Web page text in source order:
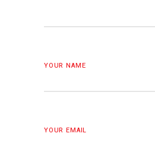
YOUR NAME
YOUR EMAIL